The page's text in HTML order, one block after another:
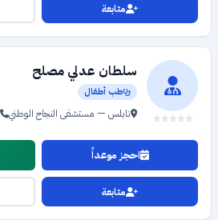
متابعة
سلطان عدلي مصلح
طب أطفال
نابلس — مستشفى النجاح الوطني
احجز موعداً
متابعة